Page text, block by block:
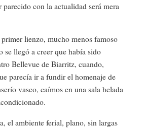
con la actualidad será mera
lienzo, mucho menos famoso
se llegó a creer que había sido
Bellevue de Biarritz, cuando,
parecía ir a fundir el homenaje de
vasco, caímos en una sala helada
el ambiente ferial, plano, sin largas